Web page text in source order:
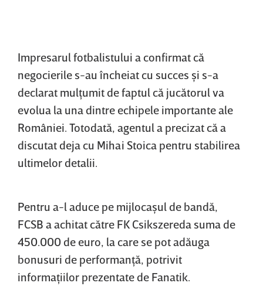
Impresarul fotbalistului a confirmat că
negocierile s-au încheiat cu succes şi s-a
declarat mulţumit de faptul că jucătorul va
evolua la una dintre echipele importante ale
României. Totodată, agentul a precizat că a
discutat deja cu Mihai Stoica pentru stabilirea
ultimelor detalii.
Pentru a-l aduce pe mijlocaşul de bandă,
FCSB a achitat către FK Csikszereda suma de
450.000 de euro, la care se pot adăuga
bonusuri de performanţă, potrivit
informaţiilor prezentate de Fanatik.